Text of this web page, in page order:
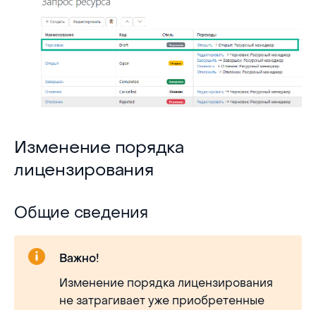
Изменение порядка лицензирования
Изменение порядка
лицензирования
Общие сведения
Общие сведения
Важно!
Изменение порядка лицензирования
не затрагивает уже приобретенные